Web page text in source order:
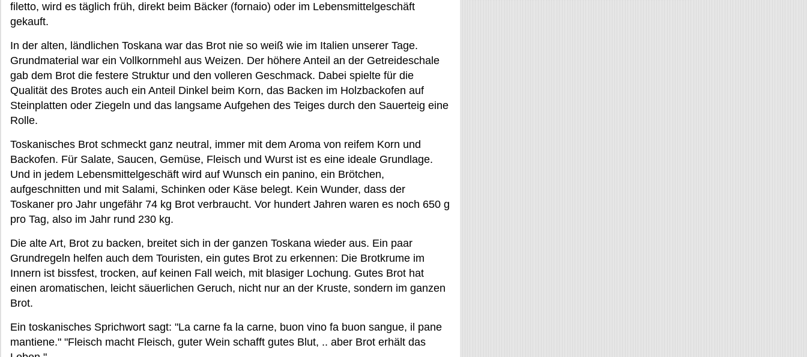
filetto, wird es täglich früh, direkt beim Bäcker (fornaio) oder im Lebensmittelgeschäft
gekauft.
In der alten, ländlichen Toskana war das Brot nie so weiß wie im Italien unserer Tage.
Grundmaterial war ein Vollkornmehl aus Weizen. Der höhere Anteil an der Getreideschale
gab dem Brot die festere Struktur und den volleren Geschmack. Dabei spielte für die
Qualität des Brotes auch ein Anteil Dinkel beim Korn, das Backen im Holzbackofen auf
Steinplatten oder Ziegeln und das langsame Aufgehen des Teiges durch den Sauerteig eine
Rolle.
Toskanisches Brot schmeckt ganz neutral, immer mit dem Aroma von reifem Korn und
Backofen. Für Salate, Saucen, Gemüse, Fleisch und Wurst ist es eine ideale Grundlage.
Und in jedem Lebensmittelgeschäft wird auf Wunsch ein panino, ein Brötchen,
aufgeschnitten und mit Salami, Schinken oder Käse belegt. Kein Wunder, dass der
Toskaner pro Jahr ungefähr 74 kg Brot verbraucht. Vor hundert Jahren waren es noch 650 g
pro Tag, also im Jahr rund 230 kg.
Die alte Art, Brot zu backen, breitet sich in der ganzen Toskana wieder aus. Ein paar
Grundregeln helfen auch dem Touristen, ein gutes Brot zu erkennen: Die Brotkrume im
Innern ist bissfest, trocken, auf keinen Fall weich, mit blasiger Lochung. Gutes Brot hat
einen aromatischen, leicht säuerlichen Geruch, nicht nur an der Kruste, sondern im ganzen
Brot.
Ein toskanisches Sprichwort sagt: "La carne fa la carne, buon vino fa buon sangue, il pane
mantiene." "Fleisch macht Fleisch, guter Wein schafft gutes Blut, .. aber Brot erhält das